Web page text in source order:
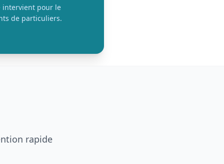
intervient pour le
de particuliers.
rapide